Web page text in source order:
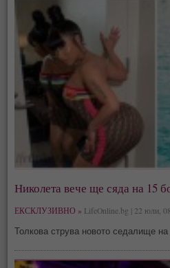
Николета вече ще сяда на 15
ЕКСКЛУЗИВНО » LifeOnline.bg | 22 юли,
Толкова струва новото седалище на